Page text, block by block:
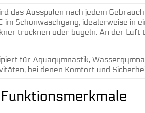
das Ausspülen nach jedem
im Schonwaschgang, idealerweise in
trocknen oder bügeln. An der
für Aquagymnastik,
bei denen Komfort und